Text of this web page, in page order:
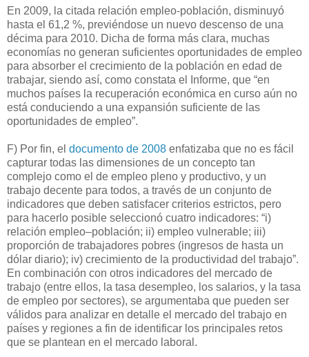
En 2009, la citada relación empleo-población, disminuyó
hasta el 61,2 %, previéndose un nuevo descenso de una
décima para 2010. Dicha de forma más clara, muchas
economías no generan suficientes oportunidades de empleo
para absorber el crecimiento de la población en edad de
trabajar, siendo así, como constata el Informe, que “en
muchos países la recuperación económica en curso aún no
está conduciendo a una expansión suficiente de las
oportunidades de empleo”.
F) Por fin, el documento de 2008 enfatizaba que no es fácil
capturar todas las dimensiones de un concepto tan
complejo como el de empleo pleno y productivo, y un
trabajo decente para todos, a través de un conjunto de
indicadores que deben satisfacer criterios estrictos, pero
para hacerlo posible seleccionó cuatro indicadores: “i)
relación empleo–población; ii) empleo vulnerable; iii)
proporción de trabajadores pobres (ingresos de hasta un
dólar diario); iv) crecimiento de la productividad del trabajo”.
En combinación con otros indicadores del mercado de
trabajo (entre ellos, la tasa desempleo, los salarios, y la tasa
de empleo por sectores), se argumentaba que pueden ser
válidos para analizar en detalle el mercado del trabajo en
países y regiones a fin de identificar los principales retos
que se plantean en el mercado laboral.